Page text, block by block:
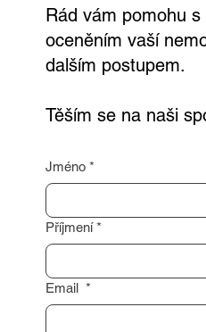
Rád vám pomohu s
oceněním vaší
dalším postupem.
Těším se na naši
Jméno *
Příjmení *
Email *